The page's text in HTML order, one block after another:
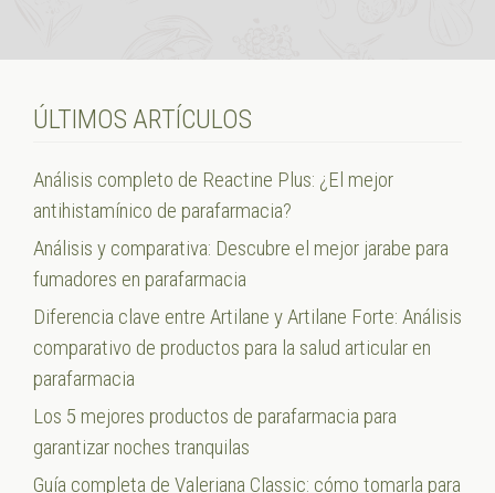
ÚLTIMOS ARTÍCULOS
Análisis completo de Reactine Plus: ¿El mejor
antihistamínico de parafarmacia?
Análisis y comparativa: Descubre el mejor jarabe para
fumadores en parafarmacia
Diferencia clave entre Artilane y Artilane Forte: Análisis
comparativo de productos para la salud articular en
parafarmacia
Los 5 mejores productos de parafarmacia para
garantizar noches tranquilas
Guía completa de Valeriana Classic: cómo tomarla para